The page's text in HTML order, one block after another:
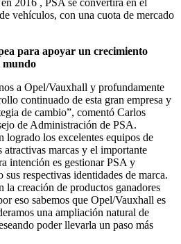
vehículos, con una cuota de mercado
para apoyar un crecimiento
mundo
a Opel/Vauxhall y profundamente
continuado de esta gran empresa y
de cambio”, comentó Carlos
de Administración de PSA.
logrado los excelentes equipos de
marcas y el importante
intención es gestionar PSA y
respectivas identidades de marca.
la creación de productos ganadores
eso sabemos que Opel/Vauxhall es
una ampliación natural de
poder llevarla un paso más